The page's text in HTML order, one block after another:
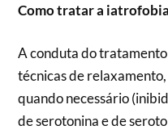
Como tratar a
A conduta do
técnicas de
quando necessário
de serotonina e de